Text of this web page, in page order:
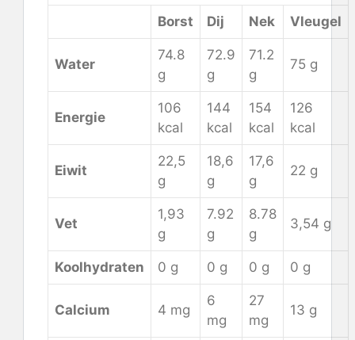
Borst Dij Nek Vleugel
Water
74.8
g
72.9
g
71.2
g
75 g
Energie
106
kcal
144
kcal
154
kcal
126
kcal
Eiwit
22,5
g
18,6
g
17,6
g
22 g
Vet
1,93
g
7.92
g
8.78
g
3,54 g
Koolhydraten 0 g 0 g 0 g 0 g
Calcium 4 mg
6
mg
27
mg
13 g